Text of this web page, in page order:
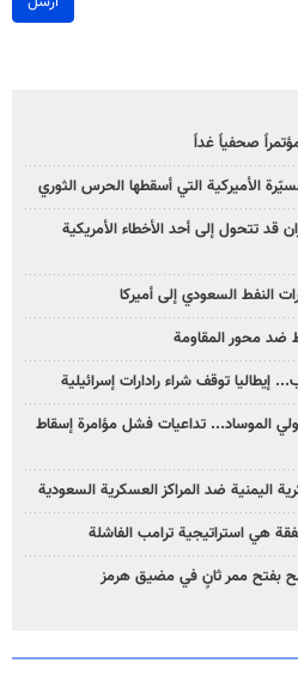
صحفياً غداً
الأميركية التي أسقطها الحرس الثوري
قد تتحول إلى أحد الأخطاء الأمريكية
النفط السعودي إلى أميركا
ضد محور المقاومة
إيطاليا توقف شراء رادارات إسرائيلية
الموساد... تداعيات فشل مؤامرة إسقاط
اليمنية ضد المراكز العسكرية السعودية
هي استراتيجية ترامب الفاشلة
ممر ثانٍ في مضيق هرمز